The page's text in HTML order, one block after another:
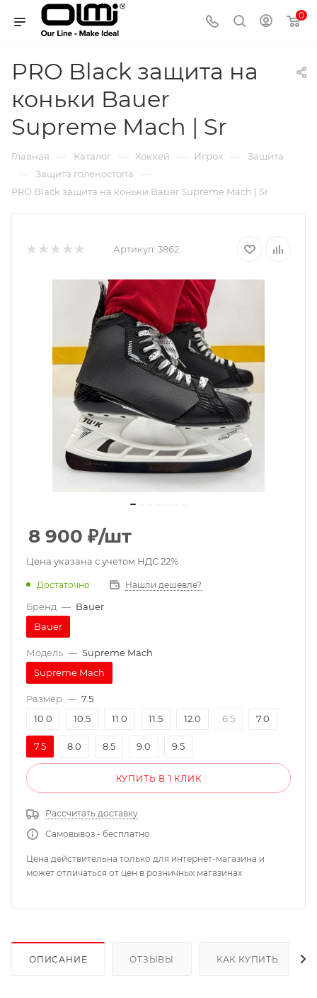
0
PRO Black защита на
коньки Bauer
Supreme Mach | Sr
Главная — Каталог — Хоккей — Игрок — Защита
— Защита голеностопа —
PRO Black защита на коньки Bauer Supreme Mach | Sr
Артикул: 3862
8 900 ₽/шт
Цена указана с учетом НДС 22%
Достаточно Нашли дешевле?
Бренд — Bauer
Bauer
Модель — Supreme Mach
Supreme Mach
Размер — 7.5
10.0
10.5 11.0 11.5 12.0 6.5 7.0
7.5 8.0 8.5 9.0 9.5
КУПИТЬ В 1 КЛИК
Рассчитать доставку
Самовывоз - бесплатно
Цена действительна только для интернет-магазина и
может отличаться от цен в розничных магазинах
ОПИСАНИЕ ОТЗЫВЫ КАК КУПИТЬ